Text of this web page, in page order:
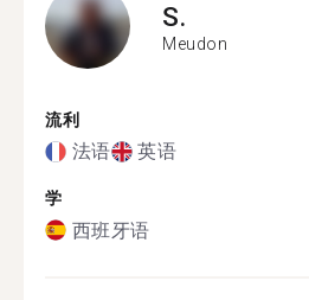
S.
Meudon
流利
法语 英语
学
西班牙语